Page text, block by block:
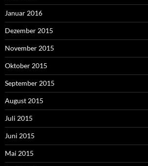
Januar 2016
Dezember 2015
November 2015
Oktober 2015
September 2015
August 2015
Juli 2015
Juni 2015
Mai 2015